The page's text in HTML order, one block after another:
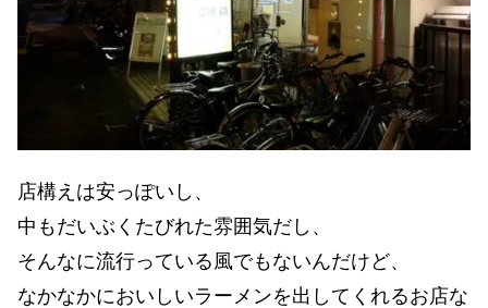
店構えは安っぽいし、
中もだいぶくたびれた雰囲気だし、
そんなに流行っている風でもないんだけど、
なかなかにおいしいラーメンを出してくれるお店な